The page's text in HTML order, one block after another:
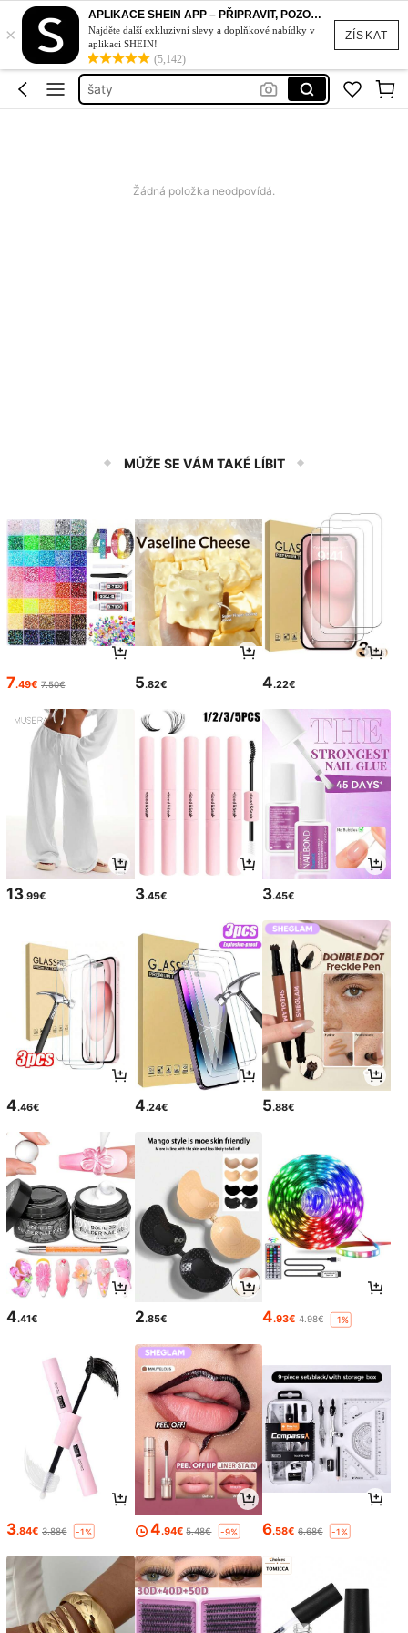
ZÍSKAT
×
APLIKACE SHEIN APP – PŘIPRAVIT, POZOR, STYL!
Najděte další exkluzivní slevy a doplňkové nabídky v
aplikaci SHEIN!
(5,142)
bikiny set
plavky
šaty
plavky damske
Žádná položka neodpovídá.
MŮŽE SE VÁM TAKÉ LÍBIT
7.49€ 7.50€ 5.82€ 4.22€
13.99€ 3.45€ 3.45€
4.46€ 4.24€ 5.88€
4.41€ 2.85€ 4.93€ 4.98€ -1%
3.84€ 3.88€ -1% 4.94€ 5.48€ -9% 6.58€ 6.68€ -1%